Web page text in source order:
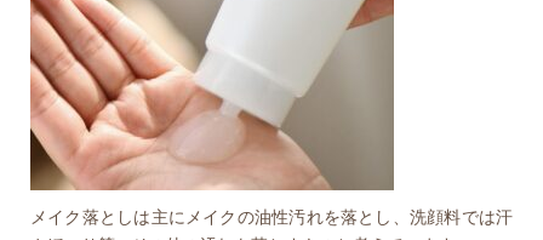
メイク落としは主にメイクの油性汚れを落とし、洗顔料では汗